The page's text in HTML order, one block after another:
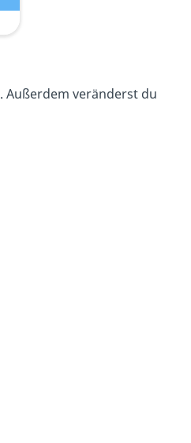
. Außerdem veränderst du